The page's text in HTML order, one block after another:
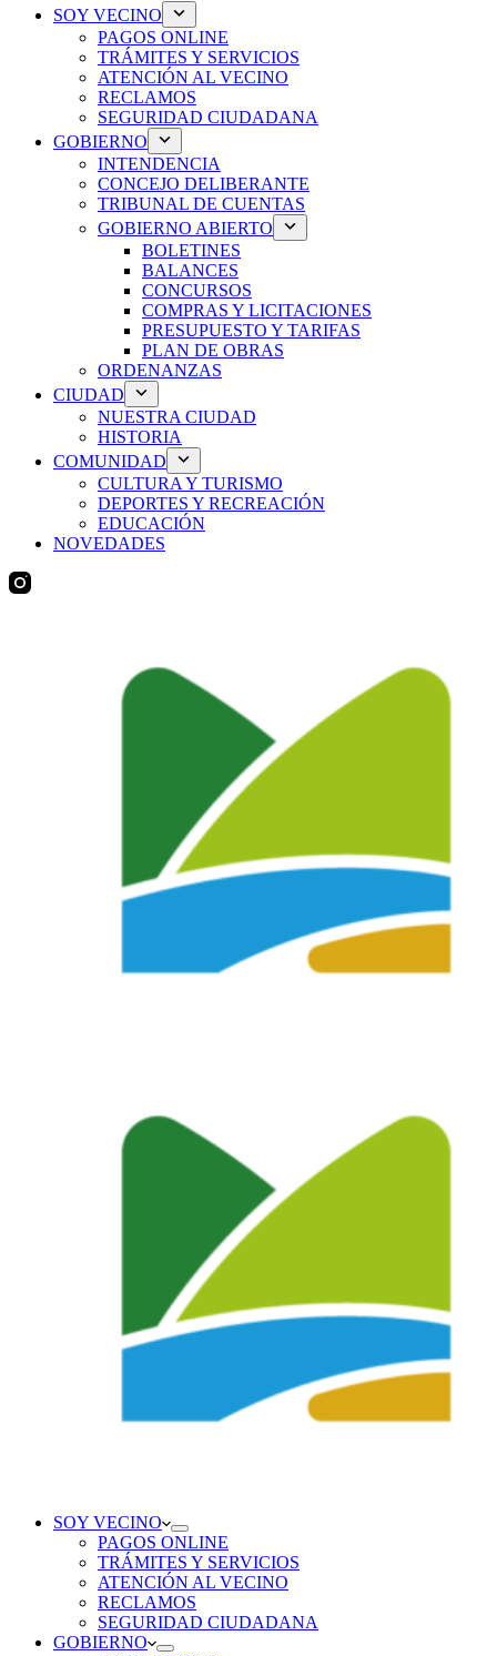
SOY VECINO
PAGOS ONLINE
TRÁMITES Y SERVICIOS
ATENCIÓN AL VECINO
RECLAMOS
SEGURIDAD CIUDADANA
GOBIERNO
INTENDENCIA
CONCEJO DELIBERANTE
TRIBUNAL DE CUENTAS
GOBIERNO ABIERTO
BOLETINES
BALANCES
CONCURSOS
COMPRAS Y LICITACIONES
PRESUPUESTO Y TARIFAS
PLAN DE OBRAS
ORDENANZAS
CIUDAD
NUESTRA CIUDAD
HISTORIA
COMUNIDAD
CULTURA Y TURISMO
DEPORTES Y RECREACIÓN
EDUCACIÓN
NOVEDADES
SOY VECINO
PAGOS ONLINE
TRÁMITES Y SERVICIOS
ATENCIÓN AL VECINO
RECLAMOS
SEGURIDAD CIUDADANA
GOBIERNO